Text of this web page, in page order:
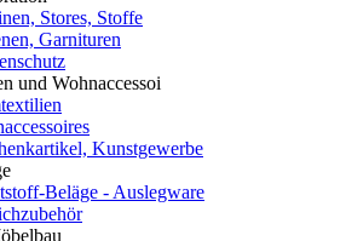
Stores, Stoffe
Garnituren
und Wohnaccessoi
Kunstgewerbe
Beläge - Auslegware